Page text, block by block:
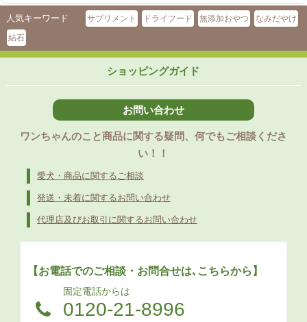
人気キーワード サプリメント ドライフード 無添加おやつ
なみだやけ
結石
ショッピングガイド
お問い合わせ
ワンちゃんのこと商品に関する疑問、何でもご相談くださ
い！！
愛犬・商品に関するご相談
発送・未着に関するお問い合わせ
代理店及びお取引に関するお問い合わせ
【お電話でのご相談・お問合せは､こちらから】
固定電話からは
0120-21-8996